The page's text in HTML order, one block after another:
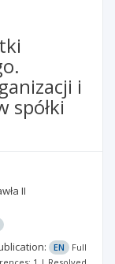
i
spółki
II
EN
Full